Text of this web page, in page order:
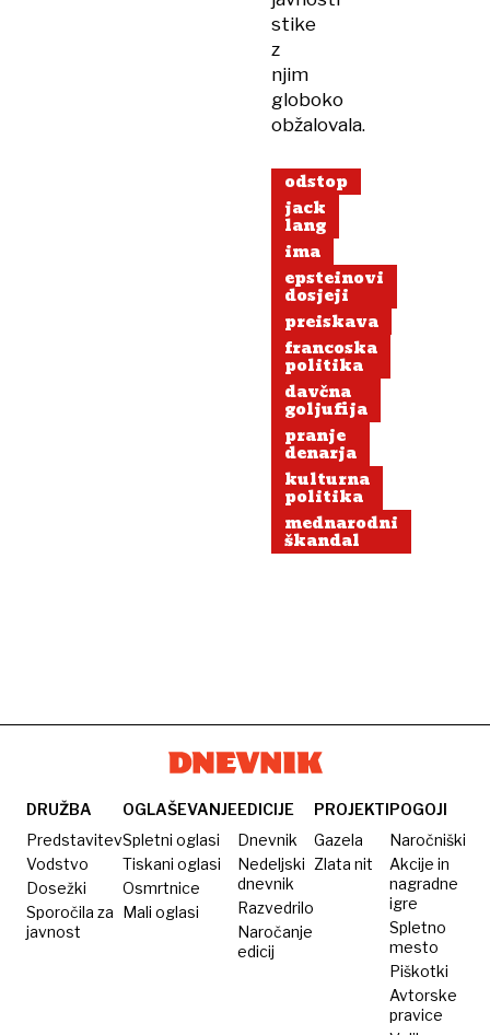
stike
z
njim
globoko
obžalovala.
odstop
jack
lang
ima
epsteinovi
dosjeji
preiskava
francoska
politika
davčna
goljufija
pranje
denarja
kulturna
politika
mednarodni
škandal
DRUŽBA
Predstavitev
Vodstvo
Dosežki
Sporočila za
javnost
OGLAŠEVANJE
Spletni oglasi
Tiskani oglasi
Osmrtnice
Mali oglasi
EDICIJE
Dnevnik
Nedeljski
dnevnik
Razvedrilo
Naročanje
edicij
PROJEKTI
Gazela
Zlata nit
POGOJI
Naročniški
Akcije in
nagradne
igre
Spletno
mesto
Piškotki
Avtorske
pravice